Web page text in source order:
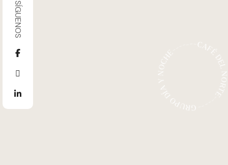
GRUPO DÍA Y NOCHE-------CAFÉ DEL
SÍGUENOS